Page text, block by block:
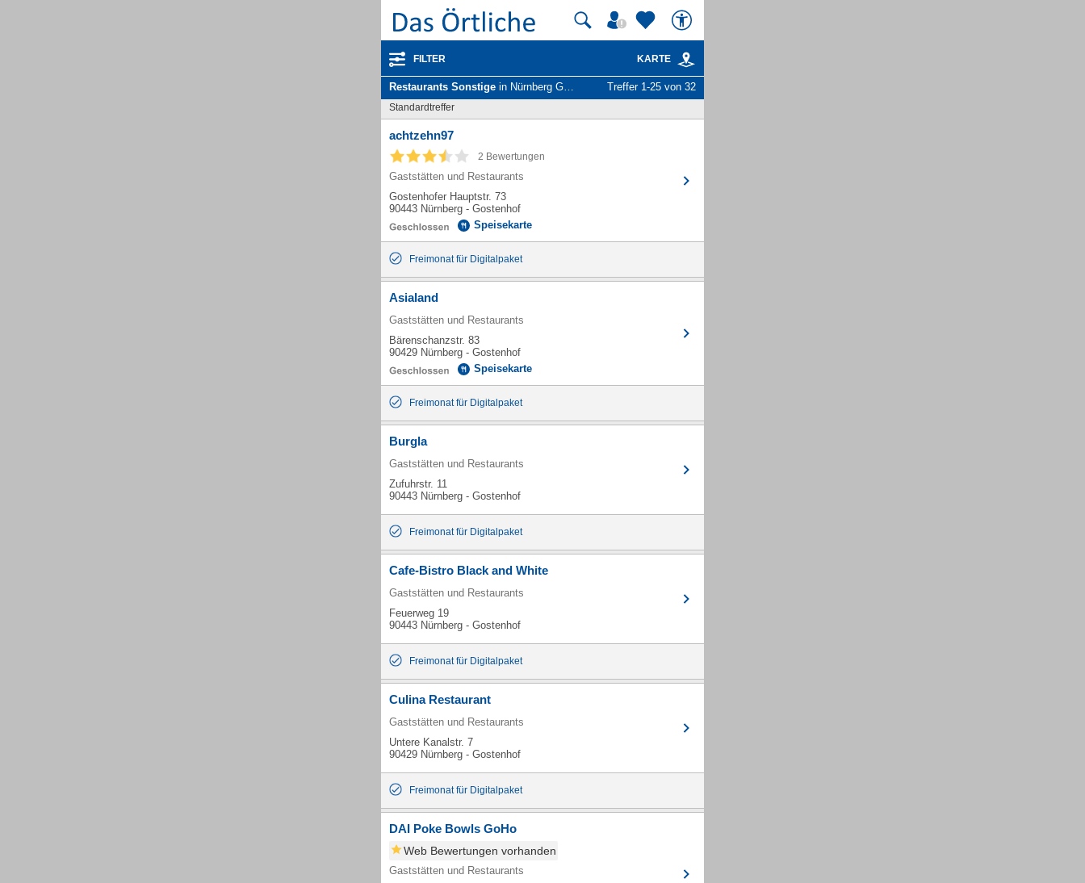
FILTER KARTE
Restaurants Sonstige in Nürnberg Gostenhof Treffer 1-25 von 32
Standardtreffer
achtzehn97
2 Bewertungen
Gaststätten und Restaurants
Gostenhofer Hauptstr. 73
90443 Nürnberg - Gostenhof
Speisekarte
Freimonat für Digitalpaket
Asialand
Gaststätten und Restaurants
Bärenschanzstr. 83
90429 Nürnberg - Gostenhof
Speisekarte
Freimonat für Digitalpaket
Burgla
Gaststätten und Restaurants
Zufuhrstr. 11
90443 Nürnberg - Gostenhof
Freimonat für Digitalpaket
Cafe-Bistro Black and White
Gaststätten und Restaurants
Feuerweg 19
90443 Nürnberg - Gostenhof
Freimonat für Digitalpaket
Culina Restaurant
Gaststätten und Restaurants
Untere Kanalstr. 7
90429 Nürnberg - Gostenhof
Freimonat für Digitalpaket
DAI Poke Bowls GoHo
Web Bewertungen vorhanden
Gaststätten und Restaurants